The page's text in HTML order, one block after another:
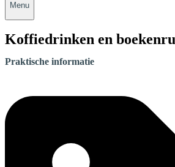
Menu
Koffiedrinken en
Praktische informatie